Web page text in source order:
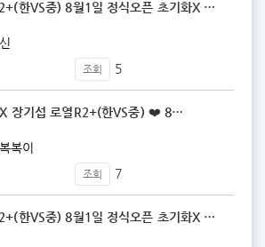
한VS중) 8월1일 정식오픈 초기화X …
조회 5
장기섭 로열R2+(한VS중) ❤️ 8…
복이
조회 7
한VS중) 8월1일 정식오픈 초기화X …